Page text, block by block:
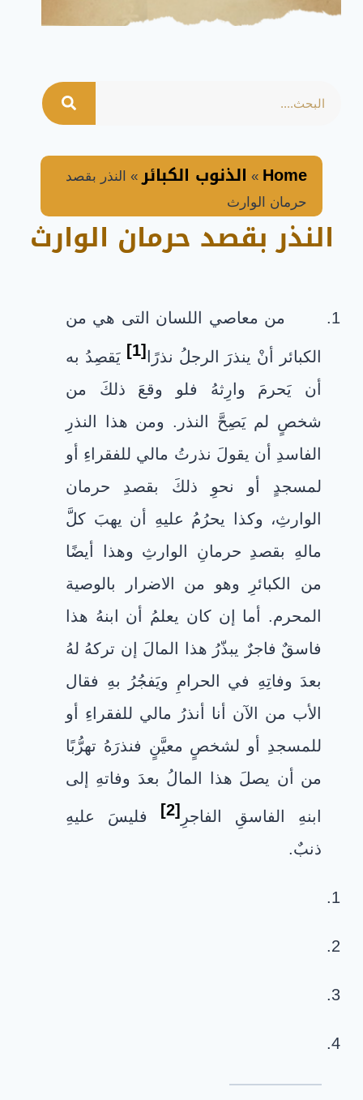
النذر بقصد حرمان الوارث
Home
» الذنوب الكبائر » النذر بقصد
حرمان الوارث
من معاصي اللسان التى هي من
الكبائر أنْ ينذرَ الرجلُ نذرًا[1]
يَقصِدُ به
أن يَحرمَ وارِثهُ فلو وقعَ ذلكَ من
شخصٍ لم يَصِحَّ النذر. ومن هذا النذرِ
الفاسدِ أن يقولَ نذرتُ مالي للفقراءِ أو
لمسجدٍ أو نحوِ ذلكَ بقصدِ حرمان
الوارثِ، وكذا يحرُمُ عليهِ أن يهبَ كلَّ
مالهِ بقصدِ حرمانِ الوارثِ وهذا أيضًا
من الكبائرِ وهو من الاضرار بالوصية
المحرم. أما إن كان يعلمُ أن ابنهُ هذا
فاسقٌ فاجرٌ يبذّرُ هذا المالَ إن تركهُ لهُ
بعدَ وفاتِهِ في الحرامِ ويَفجُرُ بهِ فقال
الأب من الآن أنا أنذرُ مالي للفقراءِ أو
للمسجدِ أو لشخصٍ معيَّنٍ فنذرَهُ تهرُّبًا
من أن يصلَ هذا المالُ بعدَ وفاتهِ إلى
ابنهِ الفاسقِ الفاجرِ [2]
فليسَ عليهِ
ذنبٌ.